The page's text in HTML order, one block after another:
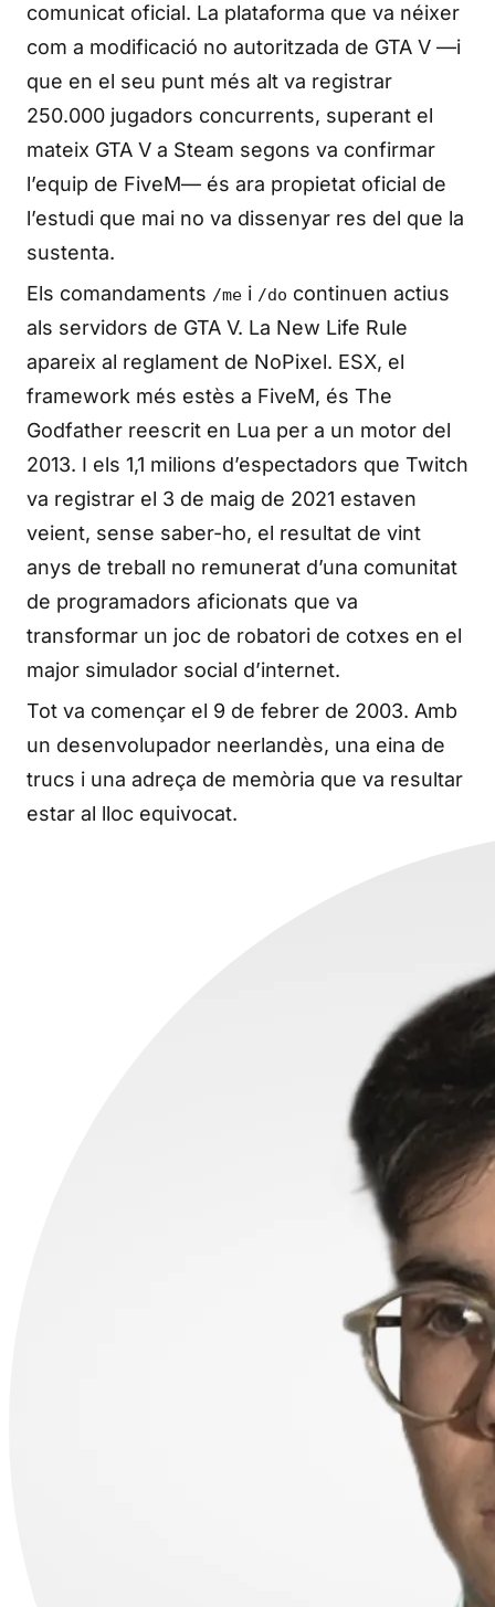
comunicat oficial. La plataforma que va néixer
com a modificació no autoritzada de GTA V —i
que en el seu punt més alt va registrar
250.000 jugadors concurrents, superant el
mateix GTA V a Steam segons va confirmar
l’equip de FiveM— és ara propietat oficial de
l’estudi que mai no va dissenyar res del que la
sustenta.
Els comandaments /me i /do continuen actius
als servidors de GTA V. La New Life Rule
apareix al reglament de NoPixel. ESX, el
framework més estès a FiveM, és The
Godfather reescrit en Lua per a un motor del
2013. I els 1,1 milions d’espectadors que Twitch
va registrar el 3 de maig de 2021 estaven
veient, sense saber-ho, el resultat de vint
anys de treball no remunerat d’una comunitat
de programadors aficionats que va
transformar un joc de robatori de cotxes en el
major simulador social d’internet.
Tot va començar el 9 de febrer de 2003. Amb
un desenvolupador neerlandès, una eina de
trucs i una adreça de memòria que va resultar
estar al lloc equivocat.